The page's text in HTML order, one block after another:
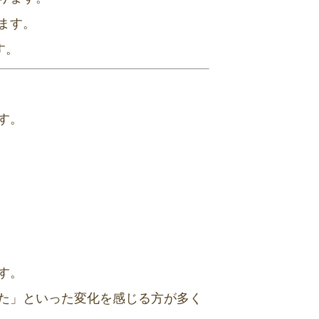
す。
。
。
といった変化を感じる方が多く